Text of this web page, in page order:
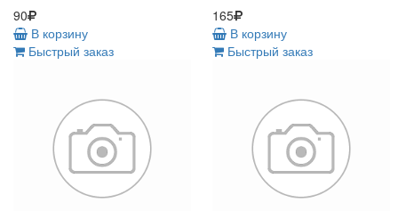
90
В корзину
Быстрый заказ
165
В корзину
Быстрый заказ